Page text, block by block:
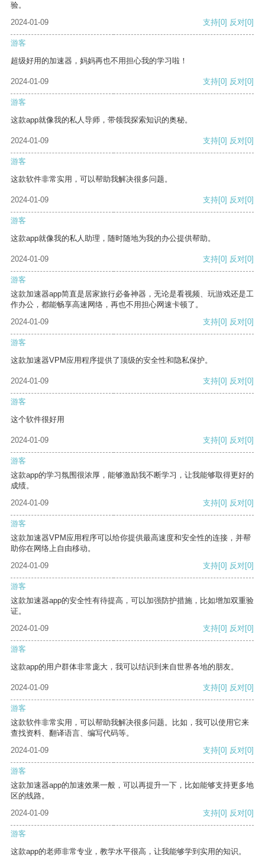
验。
2024-01-09
支持[0] 反对[0]
游客
超级好用的加速器，妈妈再也不用担心我的学习啦！
2024-01-09 支持[0] 反对[0]
游客
这款app就像我的私人导师，带领我探索知识的奥秘。
2024-01-09 支持[0] 反对[0]
游客
这款软件非常实用，可以帮助我解决很多问题。
2024-01-09 支持[0] 反对[0]
游客
这款app就像我的私人助理，随时随地为我的办公提供帮助。
2024-01-09 支持[0] 反对[0]
游客
这款加速器app简直是居家旅行必备神器，无论是看视频、玩游戏还是工
作办公，都能畅享高速网络，再也不用担心网速卡顿了。
2024-01-09
支持[0] 反对[0]
游客
这款加速器VPM应用程序提供了顶级的安全性和隐私保护。
2024-01-09 支持[0] 反对[0]
游客
这个软件很好用
2024-01-09 支持[0] 反对[0]
游客
这款app的学习氛围很浓厚，能够激励我不断学习，让我能够取得更好的
成绩。
2024-01-09
支持[0] 反对[0]
游客
这款加速器VPM应用程序可以给你提供最高速度和安全性的连接，并帮
助你在网络上自由移动。
2024-01-09
支持[0] 反对[0]
游客
这款加速器app的安全性有待提高，可以加强防护措施，比如增加双重验
证。
2024-01-09
支持[0] 反对[0]
游客
这款app的用户群体非常庞大，我可以结识到来自世界各地的朋友。
2024-01-09 支持[0] 反对[0]
游客
这款软件非常实用，可以帮助我解决很多问题。比如，我可以使用它来
查找资料、翻译语言、编写代码等。
2024-01-09
支持[0] 反对[0]
游客
这款加速器app的加速效果一般，可以再提升一下，比如能够支持更多地
区的线路。
2024-01-09
支持[0] 反对[0]
游客
这款app的老师非常专业，教学水平很高，让我能够学到实用的知识。